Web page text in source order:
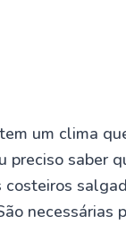
um clima
preciso saber
necessárias